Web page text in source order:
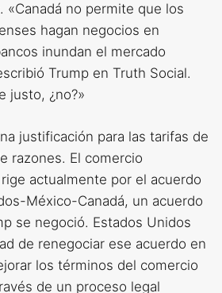
«Canadá no permite que los
hagan negocios en
inundan el mercado
Trump en Truth Social.
justo, ¿no?»
justificación para las tarifas de
razones. El comercio
actualmente por el acuerdo
México-Canadá, un acuerdo
se negoció. Estados Unidos
de renegociar ese acuerdo en
los términos del comercio
de un proceso legal